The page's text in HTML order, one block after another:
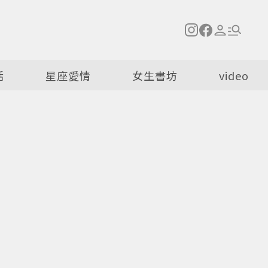
星座愛情 女生書坊 video